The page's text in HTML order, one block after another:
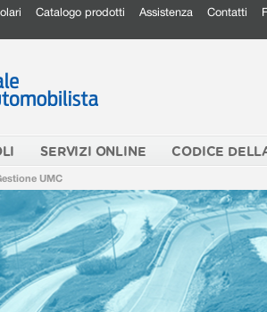
Catalogo prodotti Assistenza Contatti
SERVIZI ONLINE CODICE
UMC